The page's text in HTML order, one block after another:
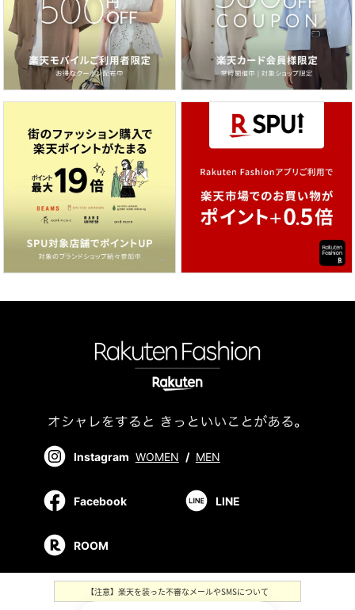
Instagram WOMEN / MEN
Facebook LINE
ROOM
【注意】楽天を装った不審なメールやSMSについて